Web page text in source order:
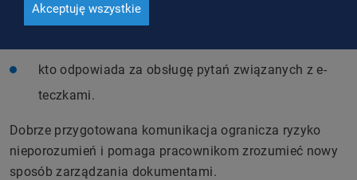
w jaki sposób pracownik może uzyskać dostęp do
kto odpowiada za obsługę pytań związanych z e-
teczkami.
Dobrze przygotowana komunikacja ogranicza ryzyko
nieporozumień i pomaga pracownikom zrozumieć nowy
sposób zarządzania dokumentami.
Akceptuję wszystkie